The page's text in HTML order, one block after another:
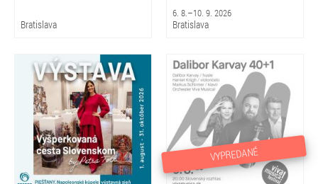
Bratislava
6. 8.–10. 9. 2026
Bratislava
VYPREDANÉ